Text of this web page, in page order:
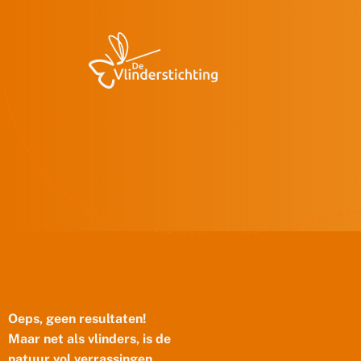
Oeps, geen resultaten!
Maar net als vlinders, is de